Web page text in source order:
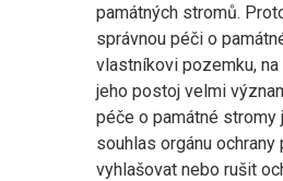
památných stromů.
správnou péči o
vlastníkovi pozemku,
jeho postoj velmi
péče o památné stromy
souhlas orgánu
vyhlašovat nebo rušit